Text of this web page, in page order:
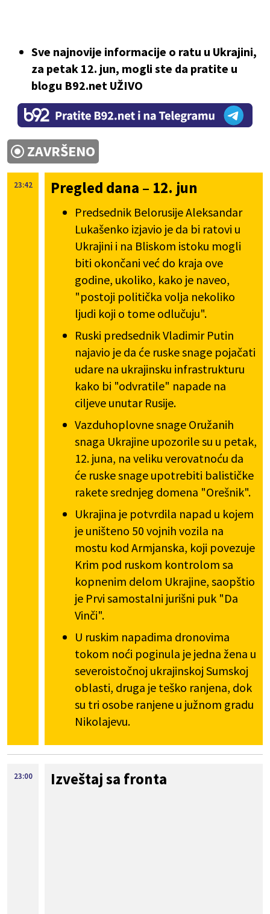
Sve najnovije informacije o ratu u Ukrajini,
za petak 12. jun, mogli ste da pratite u
blogu B92.net UŽIVO
ZAVRŠENO
23:42 Pregled dana – 12. jun
Predsednik Belorusije Aleksandar
Lukašenko izjavio je da bi ratovi u
Ukrajini i na Bliskom istoku mogli
biti okončani već do kraja ove
godine, ukoliko, kako je naveo,
"postoji politička volja nekoliko
ljudi koji o tome odlučuju".
Ruski predsednik Vladimir Putin
najavio je da će ruske snage pojačati
udare na ukrajinsku infrastrukturu
kako bi "odvratile" napade na
ciljeve unutar Rusije.
Vazduhoplovne snage Oružanih
snaga Ukrajine upozorile su u petak,
12. juna, na veliku verovatnoću da
će ruske snage upotrebiti balističke
rakete srednjeg domena "Orešnik".
Ukrajina je potvrdila napad u kojem
je uništeno 50 vojnih vozila na
mostu kod Armjanska, koji povezuje
Krim pod ruskom kontrolom sa
kopnenim delom Ukrajine, saopštio
je Prvi samostalni jurišni puk "Da
Vinči".
U ruskim napadima dronovima
tokom noći poginula je jedna žena u
severoistočnoj ukrajinskoj Sumskoj
oblasti, druga je teško ranjena, dok
su tri osobe ranjene u južnom gradu
Nikolajevu.
23:00 Izveštaj sa fronta